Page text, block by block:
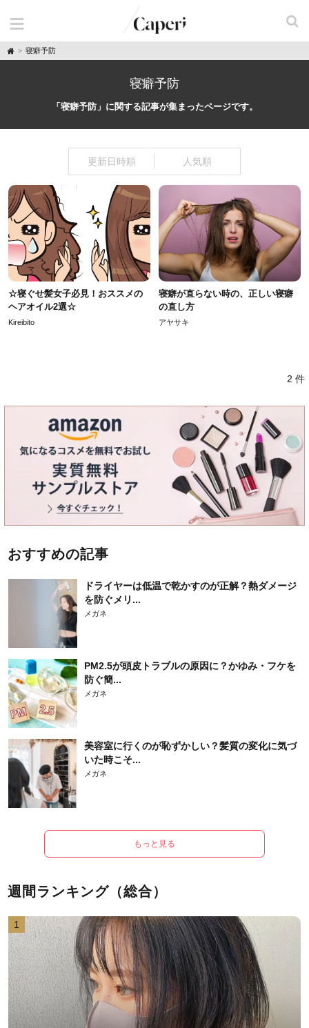
H
o
寝癖予防
寝癖予防
「寝癖予防」に関する記事が集まったページです。
更新日時順 人気順
☆寝ぐせ髪女子必見！おススメの
ヘアオイル2選☆
Kireibito
寝癖が直らない時の、正しい寝癖
の直し方
アヤサキ
2 件
おすすめの記事
ドライヤーは低温で乾かすのが正解？熱ダメージ
を防ぐメリ...
メガネ
PM2.5が頭皮トラブルの原因に？かゆみ・フケを
防ぐ簡...
メガネ
美容室に行くのが恥ずかしい？髪質の変化に気づ
いた時こそ...
メガネ
もっと見る
週間ランキング（総合）
1